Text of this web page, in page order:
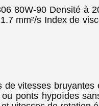
80W-90 Densité à
mm²/s Index de
de vitesses
ponts hypoïdes